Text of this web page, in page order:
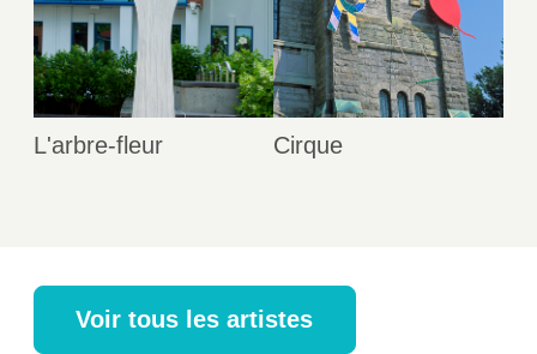
L'arbre-fleur Cirque
Voir tous les artistes